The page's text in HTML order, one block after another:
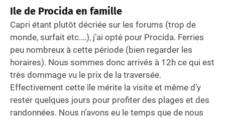
Ile de Procida en famille
Capri étant plutôt décriée sur les forums (trop de
monde, surfait etc.…), j’ai opté pour Procida. Ferries
peu nombreux à cette période (bien regarder les
horaires). Nous sommes donc arrivés à 12h ce qui est
très dommage vu le prix de la traversée.
Effectivement cette île mérite la visite et même d’y
rester quelques jours pour profiter des plages et des
randonnées. Nous n’avons eu le temps que de nous